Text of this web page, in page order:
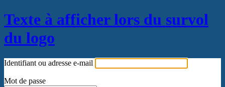
Texte à afficher lors du survol
du logo
Identifiant ou adresse e-mail
Mot de passe